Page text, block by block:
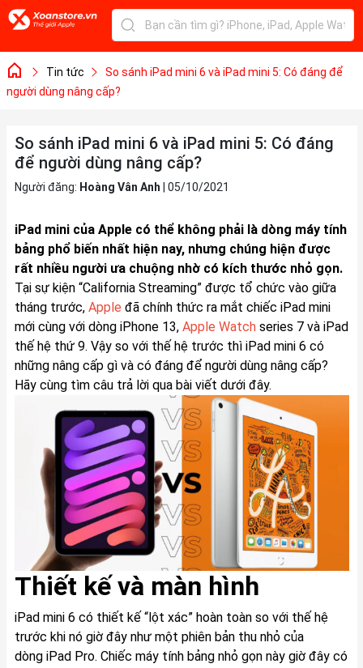
Tin tức
So sánh iPad mini 6 và iPad mini 5: Có đáng để
người dùng nâng cấp?
So sánh iPad mini 6 và iPad mini 5: Có đáng
để người dùng nâng cấp?
Người đăng: Hoàng Vân Anh 05/10/2021
iPad mini của Apple có thể không phải là dòng máy tính
bảng phổ biến nhất hiện nay, nhưng chúng hiện được
rất nhiều người ưa chuộng nhờ có kích thước nhỏ gọn.
Tại sự kiện “California Streaming” được tổ chức vào giữa
tháng trước, Apple đã chính thức ra mắt chiếc iPad mini
mới cùng với dòng iPhone 13, Apple Watchseries 7 và iPad
thế hệ thứ 9. Vậy so với thế hệ trước thì iPad mini 6 có
những nâng cấp gì và có đáng để người dùng nâng cấp?
Hãy cùng tìm câu trả lời qua bài viết dưới đây.
Thiết kế và màn hình
iPad mini 6 có thiết kế “lột xác” hoàn toàn so với thế hệ
trước khi nó giờ đây như một phiên bản thu nhỏ của
dòng iPad Pro. Chiếc máy tính bảng nhỏ gọn này giờ đây có